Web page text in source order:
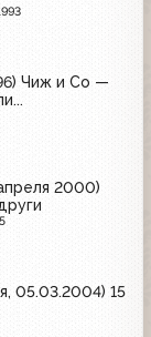
Чиж и Co —
2000)
05.03.2004) 15